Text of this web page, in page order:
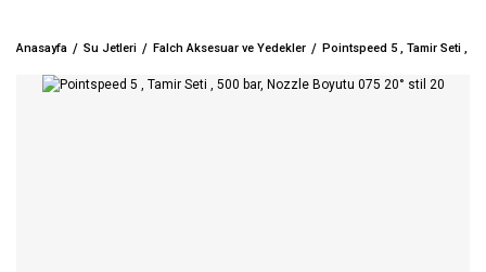
Anasayfa Su Jetleri Falch Aksesuar ve Yedekler Pointspeed 5 , Tamir Seti ,